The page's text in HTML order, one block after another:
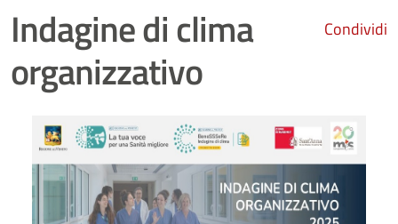
Condividi
Indagine di clima
organizzativo